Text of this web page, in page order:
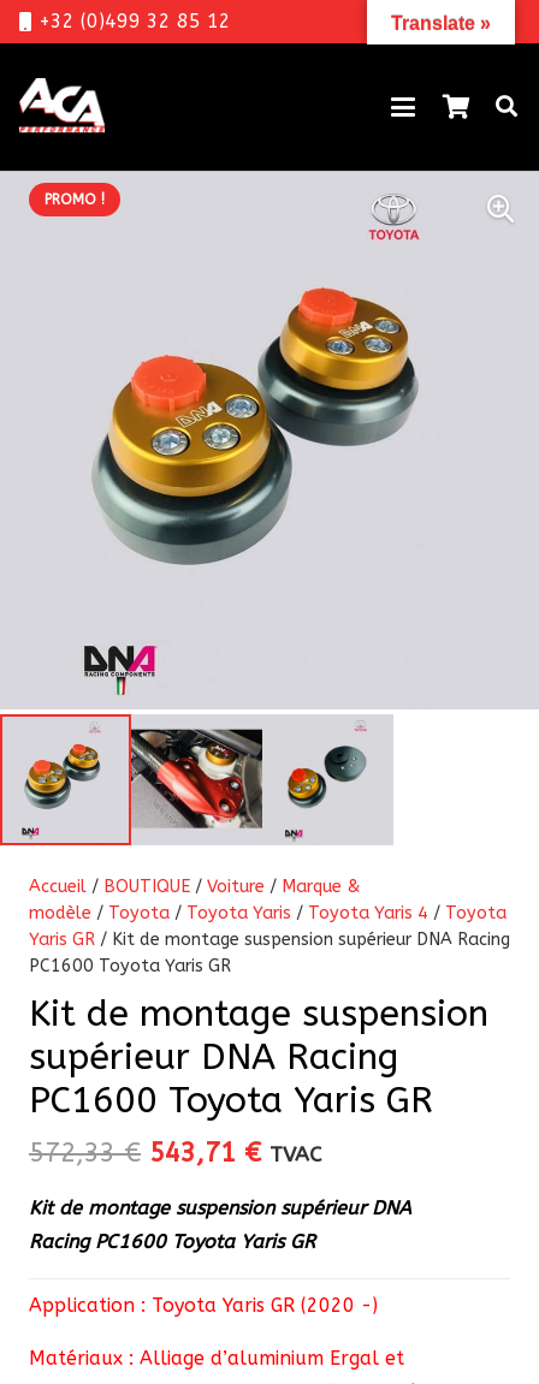
+32 (0)499 32 85 12
PROMO !
Accueil / BOUTIQUE / Voiture / Marque &
modèle / Toyota / Toyota Yaris / Toyota Yaris 4 / Toyota
Yaris GR / Kit de montage suspension supérieur DNA Racing
PC1600 Toyota Yaris GR
Kit de montage suspension
supérieur DNA Racing
PC1600 Toyota Yaris GR
572,33€ Le
initial
était :
543,71 €Le
actuel
est :
TVAC
Kit de montage suspension supérieur DNA
Racing PC1600 Toyota Yaris GR
Application : Toyota Yaris GR (2020 -)
Matériaux : Alliage d’aluminium Ergal et
Translate »